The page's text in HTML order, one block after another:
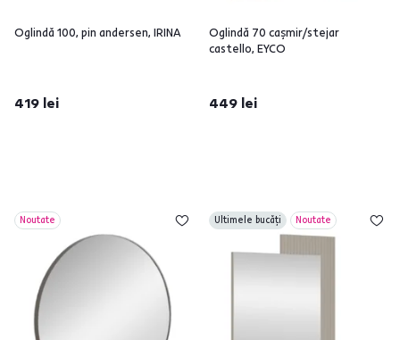
Oglindă 100, pin andersen, IRINA
419 lei
Oglindă 70 caşmir/stejar
castello, EYCO
449 lei
Noutate Ultimele bucăți Noutate